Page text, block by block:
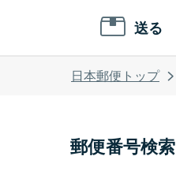
送る
日本郵便トップ
郵便番号検索